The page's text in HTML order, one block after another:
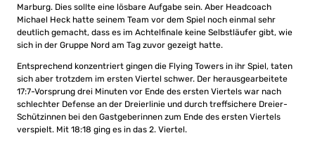
Marburg. Dies sollte eine lösbare Aufgabe sein. Aber Headcoach
Michael Heck hatte seinem Team vor dem Spiel noch einmal sehr
deutlich gemacht, dass es im Achtelfinale keine Selbstläufer gibt, wie
sich in der Gruppe Nord am Tag zuvor gezeigt hatte.
Entsprechend konzentriert gingen die Flying Towers in ihr Spiel, taten
sich aber trotzdem im ersten Viertel schwer. Der herausgearbeitete
17:7-Vorsprung drei Minuten vor Ende des ersten Viertels war nach
schlechter Defense an der Dreierlinie und durch treffsichere Dreier-
Schützinnen bei den Gastgeberinnen zum Ende des ersten Viertels
verspielt. Mit 18:18 ging es in das 2. Viertel.